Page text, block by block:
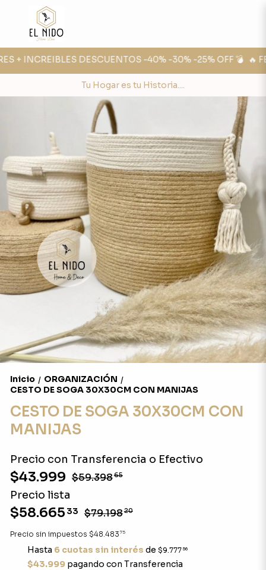
+ INCREIBLES DESCUENTOS -40% -30% -25% OFF 💣 🔥
Tu Hogar es tu Historia....
Inicio / ORGANIZACIÓN /
CESTO DE SOGA 30X30CM CON MANIJAS
CESTO DE SOGA 30X30CM CON
MANIJAS
Precio con Transferencia o Efectivo
$43.999 $59.39865
Precio lista
$58.665 33 $79.19820
Precio sin impuestos $48.483 75
Hasta 6 cuotas sin interés de $9.777 56
$43.999pagando con Transferencia